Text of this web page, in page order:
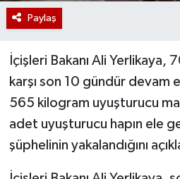
Paylaş
İçişleri Bakanı Ali Yerlikaya,
karşı son 10 gündür devam
565 kilogram uyuşturucu
adet uyuşturucu hapın ele
şüphelinin yakalandığını